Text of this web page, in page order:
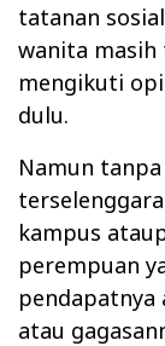
tatanan
wanita
mengikuti
dulu.
Namun
kampus
perempuan
pendapatnya
atau